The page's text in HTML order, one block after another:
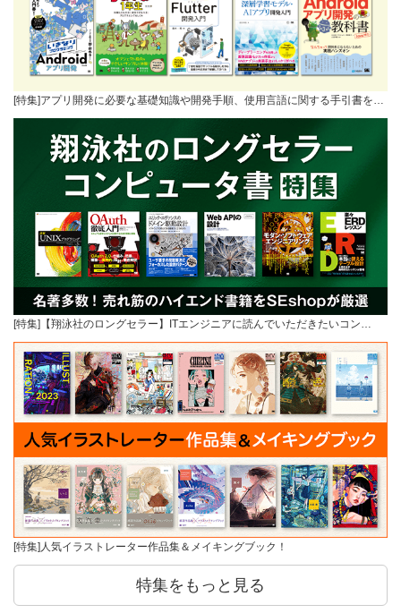
[特集]アプリ開発に必要な基礎知識や開発手順、使用言語に関する手引書を…
[特集]【翔泳社のロングセラー】ITエンジニアに読んでいただきたいコン…
[特集]人気イラストレーター作品集＆メイキングブック！
特集をもっと見る